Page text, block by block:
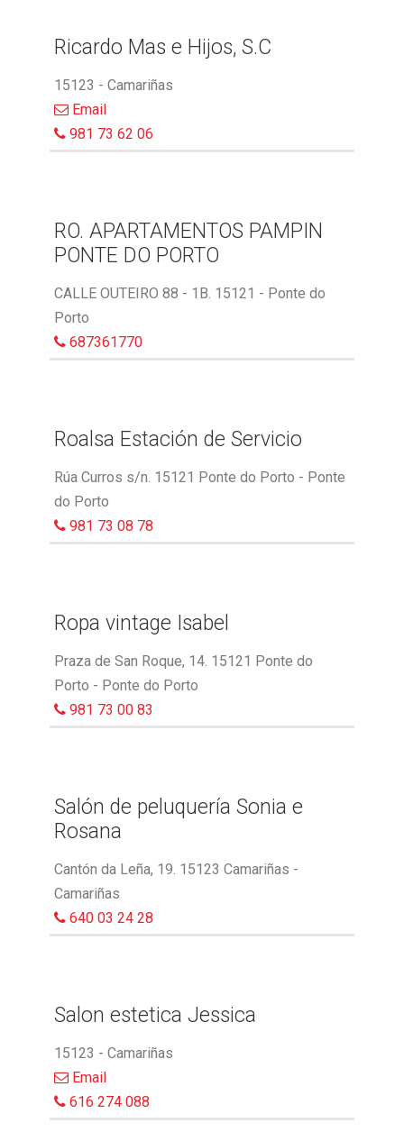
Ricardo Mas e Hijos, S.C
15123 - Camariñas
Email
981 73 62 06
RO. APARTAMENTOS PAMPIN
PONTE DO PORTO
CALLE OUTEIRO 88 - 1B. 15121 - Ponte do
Porto
687361770
Roalsa Estación de Servicio
Rúa Curros s/n. 15121 Ponte do Porto - Ponte
do Porto
981 73 08 78
Ropa vintage Isabel
Praza de San Roque, 14. 15121 Ponte do
Porto - Ponte do Porto
981 73 00 83
Salón de peluquería Sonia e
Rosana
Cantón da Leña, 19. 15123 Camariñas -
Camariñas
640 03 24 28
Salon estetica Jessica
15123 - Camariñas
Email
616 274 088